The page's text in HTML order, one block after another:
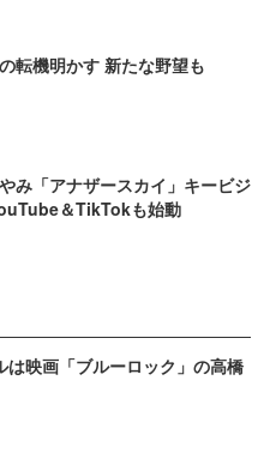
転機明かす 新たな野望も
み「アナザースカイ」キービジ
＆TikTokも始動
は映画「ブルーロック」の高橋